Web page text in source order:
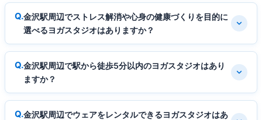
金沢駅周辺でストレス解消や心身の健康づくりを目的に
選べるヨガスタジオはありますか？
金沢駅周辺で駅から徒歩5分以内のヨガスタジオはあり
ますか？
金沢駅周辺でウェアをレンタルできるヨガスタジオはあ